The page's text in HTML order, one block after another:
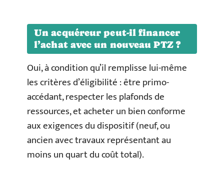
Un acquéreur peut-il financer
l’achat avec un nouveau PTZ ?
Oui, à condition qu’il remplisse lui-même
les critères d’éligibilité : être primo-
accédant, respecter les plafonds de
ressources, et acheter un bien conforme
aux exigences du dispositif (neuf, ou
ancien avec travaux représentant au
moins un quart du coût total).